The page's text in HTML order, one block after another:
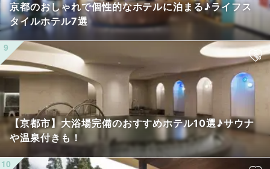
京都のおしゃれで個性的なホテルに泊まる♪ライフス
タイルホテル7選
【京都市】大浴場完備のおすすめホテル10選♪サウナ
や温泉付きも！